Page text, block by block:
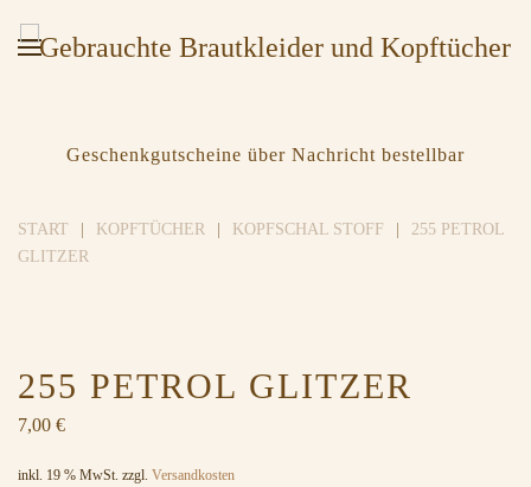
Geschenkgutscheine über Nachricht bestellbar
START KOPFTÜCHER KOPFSCHAL STOFF
255 PETROL
GLITZER
255 PETROL GLITZER
7,00 €
inkl. 19 % MwSt. zzgl. Versandkosten